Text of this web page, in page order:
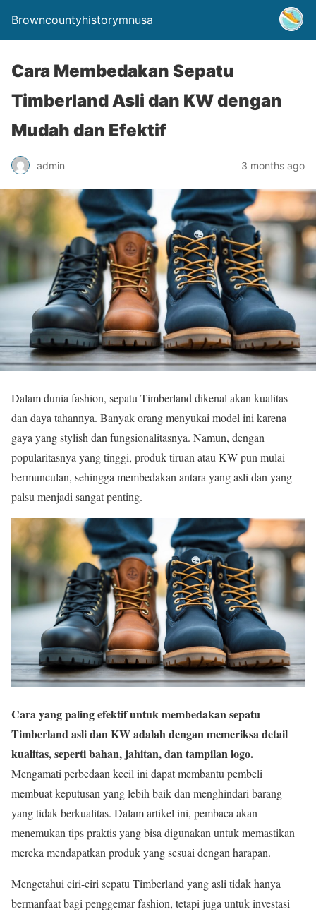
Browncountyhistorymnusa
Cara Membedakan Sepatu
Timberland Asli dan KW dengan
Mudah dan Efektif
admin 3 months ago
Dalam dunia fashion, sepatu Timberland dikenal akan kualitas
dan daya tahannya. Banyak orang menyukai model ini karena
gaya yang stylish dan fungsionalitasnya. Namun, dengan
popularitasnya yang tinggi, produk tiruan atau KW pun mulai
bermunculan, sehingga membedakan antara yang asli dan yang
palsu menjadi sangat penting.
Cara yang paling efektif untuk membedakan sepatu
Timberland asli dan KW adalah dengan memeriksa detail
kualitas, seperti bahan, jahitan, dan tampilan logo.
Mengamati perbedaan kecil ini dapat membantu pembeli
membuat keputusan yang lebih baik dan menghindari barang
yang tidak berkualitas. Dalam artikel ini, pembaca akan
menemukan tips praktis yang bisa digunakan untuk memastikan
mereka mendapatkan produk yang sesuai dengan harapan.
Mengetahui ciri-ciri sepatu Timberland yang asli tidak hanya
bermanfaat bagi penggemar fashion, tetapi juga untuk investasi